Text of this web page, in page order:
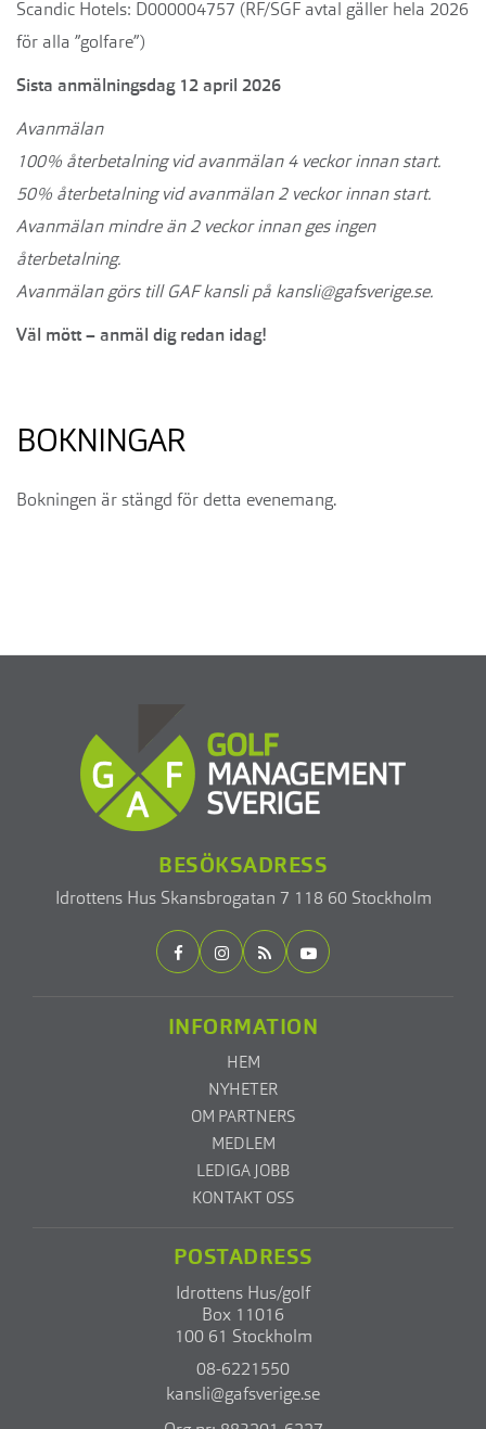
Scandic Hotels: D000004757 (RF/SGF avtal gäller hela 2026
för alla ”golfare”)
Sista anmälningsdag 12 april 2026
Avanmälan
100% återbetalning vid avanmälan 4 veckor innan start.
50% återbetalning vid avanmälan 2 veckor innan start.
Avanmälan mindre än 2 veckor innan ges ingen
återbetalning.
Avanmälan görs till GAF kansli på kansli@gafsverige.se.
Väl mött – anmäl dig redan idag!
BOKNINGAR
Bokningen är stängd för detta evenemang.
BESÖKSADRESS
Idrottens HusSkansbrogatan 7 118 60 Stockholm
INFORMATION
HEM
NYHETER
OM PARTNERS
MEDLEM
LEDIGA JOBB
KONTAKT OSS
POSTADRESS
Idrottens Hus/golf
Box 11016
100 61 Stockholm
08-6221550
kansli@gafsverige.se